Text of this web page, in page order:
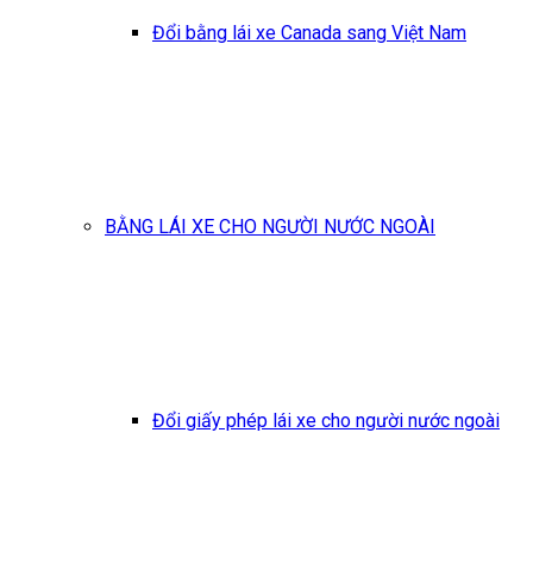
Đổi bằng lái xe Canada sang Việt Nam
BẰNG LÁI XE CHO NGƯỜI NƯỚC NGOÀI
Đổi giấy phép lái xe cho người nước ngoài